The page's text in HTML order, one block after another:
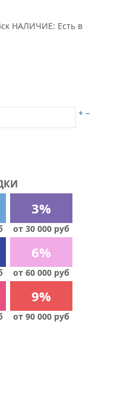
НАЛИЧИЕ: Есть в
+ –
3%
от 30 000 руб
6%
от 60 000 руб
9%
от 90 000 руб